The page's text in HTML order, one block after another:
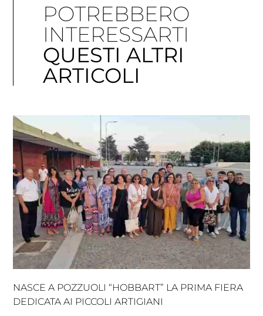
POTREBBERO
INTERESSARTI
QUESTI ALTRI
ARTICOLI
NASCE A POZZUOLI “HOBBART” LA PRIMA FIERA
DEDICATA AI PICCOLI ARTIGIANI